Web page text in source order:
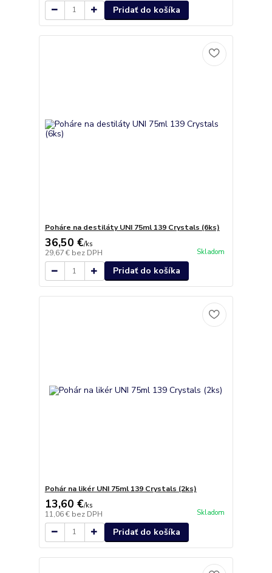
Pridať do košíka
Poháre na destiláty UNI 75ml 139 Crystals (6ks)
36,50 €/ks
29,67 € bez DPH Skladom
Pridať do košíka
Pohár na likér UNI 75ml 139 Crystals (2ks)
13,60 €/ks
11,06 € bez DPH Skladom
Pridať do košíka